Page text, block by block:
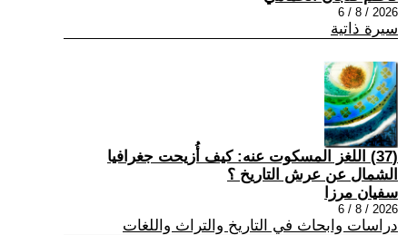
2026 / 8 / 6
سيرة ذاتية
(37) اللغز المسكوت عنه: كيف أُزيحت جغرافيا
الشمال عن عرش التاريخ ؟
سفيان مرزا
2026 / 8 / 6
دراسات وابحاث في التاريخ والتراث واللغات